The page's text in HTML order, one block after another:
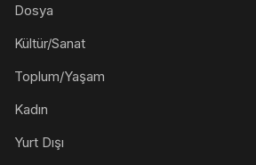
Dosya
Kültür/Sanat
Toplum/Yaşam
Kadın
Yurt Dışı